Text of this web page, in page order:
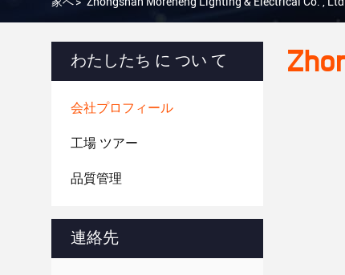
わたしたち に つい て
会社プロフィール
工場 ツアー
品質管理
連絡先